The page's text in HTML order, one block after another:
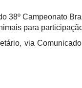
38º Campeonato
para
via